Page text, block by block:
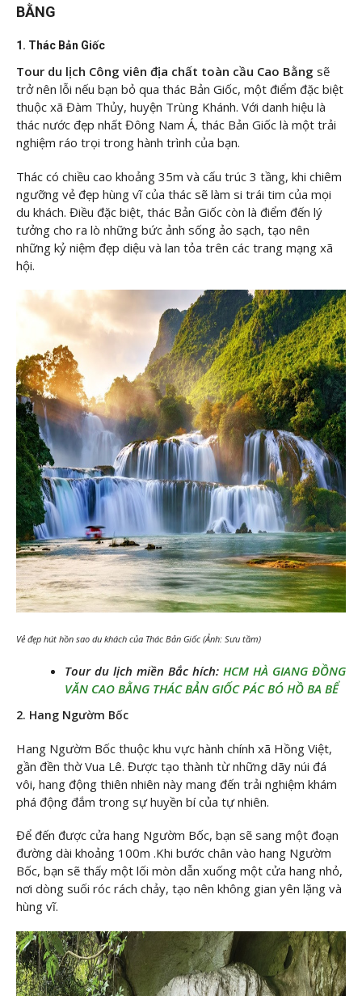
BẰNG
1. Thác Bản Giốc
Tour du lịch Công viên địa chất toàn cầu Cao Bằng sẽ
trở nên lỗi nếu bạn bỏ qua thác Bản Giốc, một điểm đặc biệt
thuộc xã Đàm Thủy, huyện Trùng Khánh. Với danh hiệu là
thác nước đẹp nhất Đông Nam Á, thác Bản Giốc là một trải
nghiệm ráo trọi trong hành trình của bạn.
Thác có chiều cao khoảng 35m và cấu trúc 3 tầng, khi chiêm
ngưỡng vẻ đẹp hùng vĩ của thác sẽ làm si trái tim của mọi
du khách. Điều đặc biệt, thác Bản Giốc còn là điểm đến lý
tưởng cho ra lò những bức ảnh sống ảo sạch, tạo nên
những kỷ niệm đẹp diệu và lan tỏa trên các trang mạng xã
hội.
Vẻ đẹp hút hồn sao du khách của Thác Bản Giốc (Ảnh: Sưu tầm)
Tour du lịch miền Bắc hích: HCM HÀ GIANG ĐỒNG
VĂN CAO BẰNG THÁC BẢN GIỐC PÁC BÓ HỒ BA BỂ
2. Hang Ngườm Bốc
Hang Ngườm Bốc thuộc khu vực hành chính xã Hồng Việt,
gần đền thờ Vua Lê. Được tạo thành từ những dãy núi đá
vôi, hang động thiên nhiên này mang đến trải nghiệm khám
phá động đắm trong sự huyền bí của tự nhiên.
Để đến được cửa hang Ngườm Bốc, bạn sẽ sang một đoạn
đường dài khoảng 100m .Khi bước chân vào hang Ngườm
Bốc, bạn sẽ thấy một lối mòn dẫn xuống một cửa hang nhỏ,
nơi dòng suối róc rách chảy, tạo nên không gian yên lặng và
hùng vĩ.